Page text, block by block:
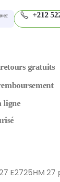
+212
gratuits
ligne
E2725HM